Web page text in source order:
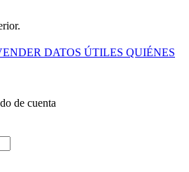
DATOS ÚTILES QUIÉNES